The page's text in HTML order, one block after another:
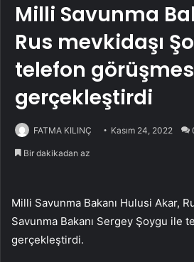
Milli Savunma
Rus mevkidaşı
telefon
gerçekleştirdi
FATMA KILINÇ Kasım 24, 2022
Bir dakikadan az
Milli Savunma Bakanı Hulusi Akar,
Savunma Bakanı Sergey Şoygu ile
gerçekleştirdi.